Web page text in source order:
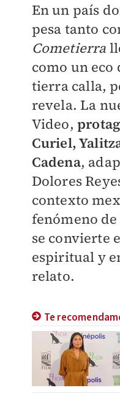
En un país
pesa tanto
Cometierra
como un eco
tierra calla,
revela. La
Video,
Curiel,
Cadena,
Dolores
contexto
fenómeno
se convierte
espiritual y
relato.
Te